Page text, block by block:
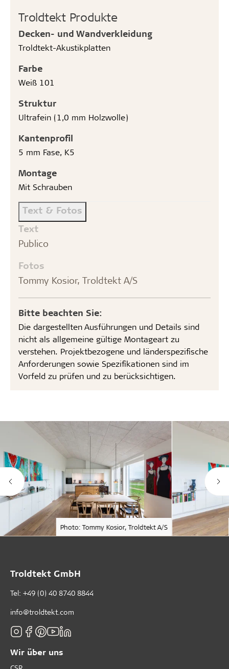
Troldtekt Produkte
Decken- und Wandverkleidung
Troldtekt-Akustikplatten
Farbe
Weiß 101
Struktur
Ultrafein (1,0 mm Holzwolle)
Kantenprofil
5 mm Fase, K5
Montage
Mit Schrauben
Text & Fotos
Text
Publico
Fotos
Tommy Kosior, Troldtekt A/S
Bitte beachten Sie:
Die dargestellten Ausführungen und Details sind
nicht als allgemeine gültige Montageart zu
verstehen. Projektbezogene und länderspezifische
Anforderungen sowie Spezifikationen sind im
Vorfeld zu prüfen und zu berücksichtigen.
Photo: Tommy Kosior, Troldtekt A/S
Troldtekt GmbH
Tel: +49 (0) 40 8740 8844
info@troldtekt.com
Wir über uns